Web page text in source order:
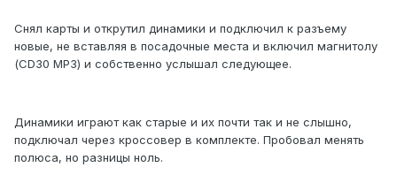
Снял карты и открутил динамики и подключил к разъему
новые, не вставляя в посадочные места и включил магнитолу
(CD30 MP3) и собственно услышал следующее.
Динамики играют как старые и их почти так и не слышно,
подключал через кроссовер в комплекте. Пробовал менять
полюса, но разницы ноль.